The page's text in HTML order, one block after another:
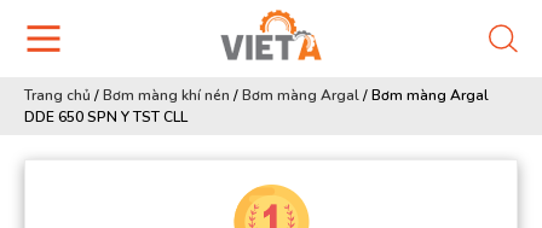
Trang chủ /Bơm màng khí nén /Bơm màng Argal/Bơm màng Argal
DDE 650 SPN Y TST CLL